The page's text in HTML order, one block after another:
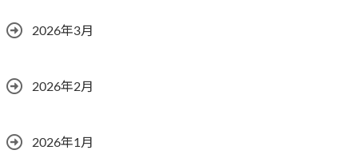
2026年3月
2026年2月
2026年1月